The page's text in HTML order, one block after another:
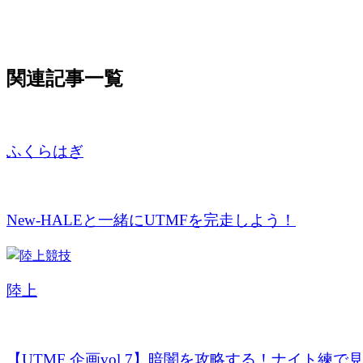
関連記事一覧
ふくらはぎ
New-HALEと一緒にUTMFを完走しよう！
陸上
【UTMF 企画vol.7】暗闇を攻略する！ナイト練で